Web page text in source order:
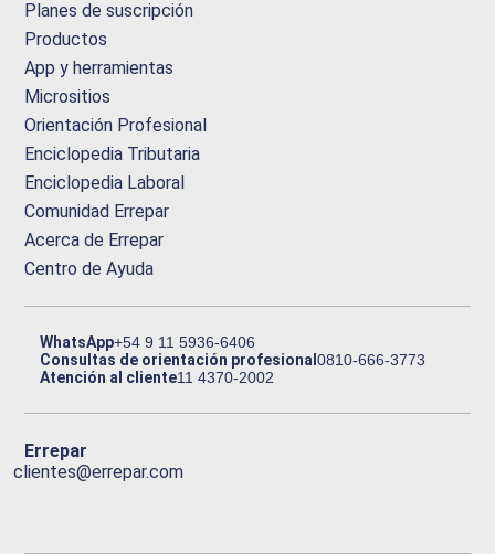
Planes de suscripción
Productos
App y herramientas
Micrositios
Orientación Profesional
Enciclopedia Tributaria
Enciclopedia Laboral
Comunidad Errepar
Acerca de Errepar
Centro de Ayuda
WhatsApp+54 9 11 5936-6406
Consultas de orientación profesional0810-666-3773
Atención al cliente11 4370-2002
Errepar
clientes@errepar.com